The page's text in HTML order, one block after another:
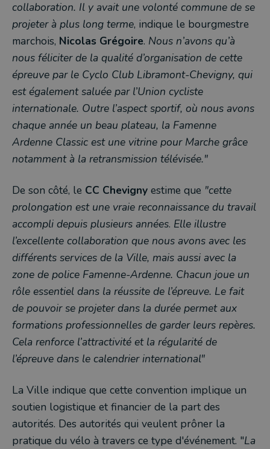
collaboration. Il y avait une volonté commune de se
projeter à plus long terme, indique le bourgmestre
marchois, Nicolas Grégoire. Nous n’avons qu’à
nous féliciter de la qualité d’organisation de cette
épreuve par le Cyclo Club Libramont-Chevigny, qui
est également saluée par l’Union cycliste
internationale. Outre l’aspect sportif, où nous avons
chaque année un beau plateau, la Famenne
Ardenne Classic est une vitrine pour Marche grâce
notamment à la retransmission télévisée."
De son côté, le CC Chevigny estime que "cette
prolongation est une vraie reconnaissance du travail
accompli depuis plusieurs années. Elle illustre
l’excellente collaboration que nous avons avec les
différents services de la Ville, mais aussi avec la
zone de police Famenne-Ardenne. Chacun joue un
rôle essentiel dans la réussite de l’épreuve. Le fait
de pouvoir se projeter dans la durée permet aux
formations professionnelles de garder leurs repères.
Cela renforce l’attractivité et la régularité de
l’épreuve dans le calendrier international"
La Ville indique que cette convention implique un
soutien logistique et financier de la part des
autorités. Des autorités qui veulent prôner la
pratique du vélo à travers ce type d'événement. "La